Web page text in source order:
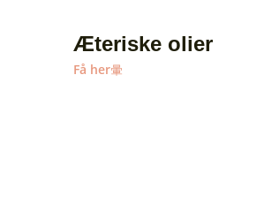
Æteriske olier
Få her